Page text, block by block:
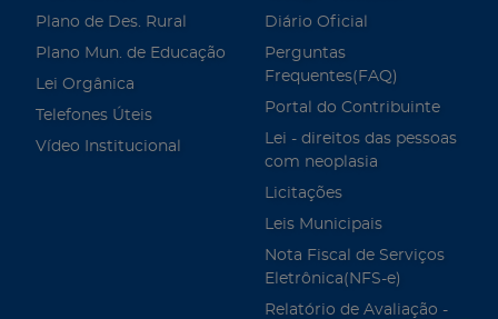
Plano de Des. Rural
Plano Mun. de Educação
Lei Orgânica
Telefones Úteis
Vídeo Institucional
Diário Oficial
Perguntas
Frequentes(FAQ)
Portal do Contribuinte
Lei - direitos das pessoas
com neoplasia
Licitações
Leis Municipais
Nota Fiscal de Serviços
Eletrônica(NFS-e)
Relatório de Avaliação -